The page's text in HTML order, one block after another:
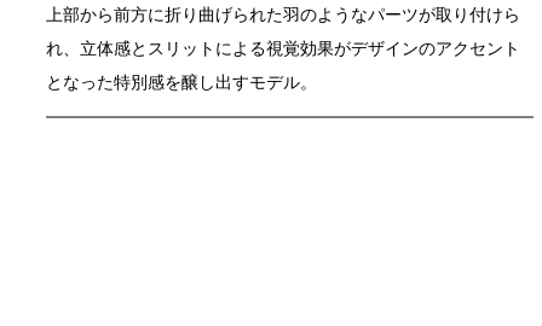
上部から前方に折り曲げられた羽のようなパーツが取り付けら
れ、立体感とスリットによる視覚効果がデザインのアクセント
となった特別感を醸し出すモデル。